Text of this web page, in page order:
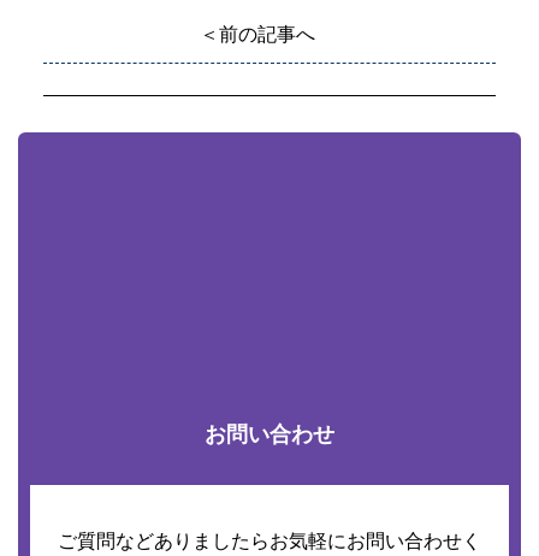
＜前の記事へ
お問い合わせ
ご質問などありましたらお気軽にお問い合わせく